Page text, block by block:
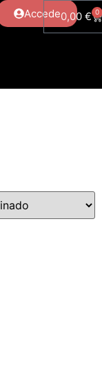
Accede0,00 € 0